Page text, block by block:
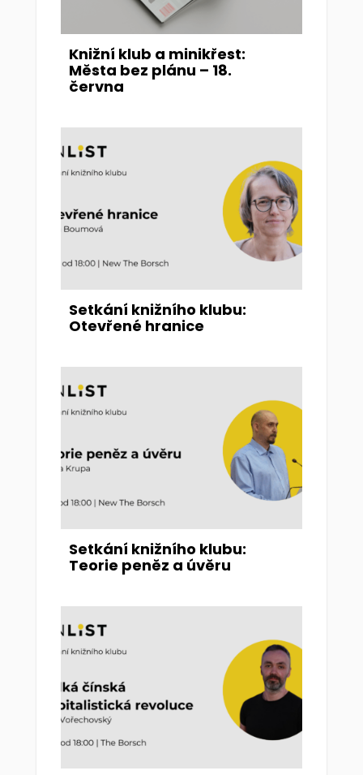
Knižní klub a minikřest:
Města bez plánu – 18.
června
Setkání knižního klubu:
Otevřené hranice
Setkání knižního klubu:
Teorie peněz a úvěru